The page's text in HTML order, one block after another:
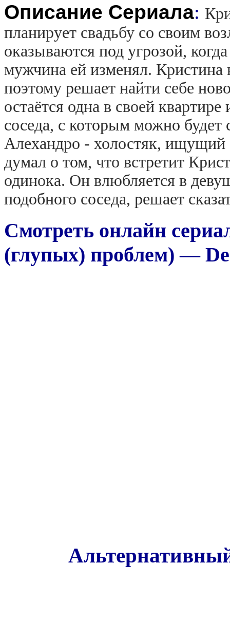
Описание Сериала:
планирует свадьбу со своим
оказываются под угрозой,
мужчина ей изменял. Кристина
поэтому решает найти себе
остаётся одна в своей
соседа, с которым можно
Алехандро - холостяк,
думал о том, что встретит
одинока. Он влюбляется в
подобного соседа, решает
Смотреть онлайн
(глупых) проблем) —